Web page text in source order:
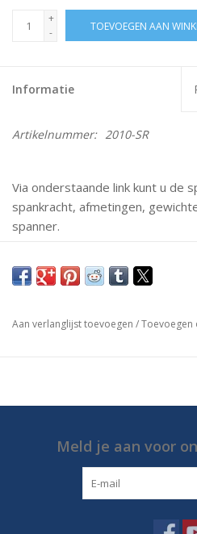
+
-
TOEVOEGEN AAN
Informatie
Artikelnummer: 2010-SR
Via onderstaande link kunt u de
spankracht, afmetingen,
spanner.
Mochten er vragen zijn neem
op.
https://media.destaco.com/
Aan verlanglijst toevoegen /Toevoegen
Meld je aan voor